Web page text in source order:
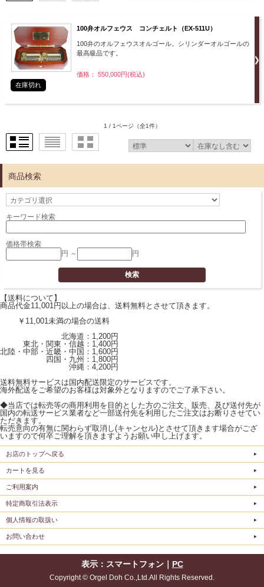
100弁オルフェウス コンチェルト（EX-511U）
100弁のオルフェウスオルゴール。シリンダーオルゴールの
最高級品です。
価格： 550,000円(税込)
在庫切れ
1 / 1ページ （全1件）
商品検索
キーワード検索
価格帯検索
円 ～
円
【送料について】
商品代金11,001円以上の場合は、送料無料とさせて頂きます。
￥11,001未満の場合の送料
北海道：1,200円
東北・関東・信越：1,400円
北陸・中部・近畿・中国：1,600円
四国・九州：1,800円
沖縄：4,200円
送料無料サービスは国内配送限定のサービスです。
海外配送をご希望のお客様は対象外となりますのでご了承下さい。
◆当店では転売等の商用利用を目的とした方のご注文、販売、及び送付先が
国内の転送サービス業者など一部送付先を利用したご注文はお断りさせてい
ただきます。
転売意向の有無に関わらず取消し(キャンセル)とさせて頂きます場合がござ
いますので何卒ご理解を頂きますようお願い申し上げます。
お店のトップへ戻る
カートを見る
ご利用案内
特定商取引法表示
個人情報の取扱い
お問い合わせ
表示：スマートフォン｜ PC
Copyright © Orgel Doh Co.,Ltd.All Rights Reserved.